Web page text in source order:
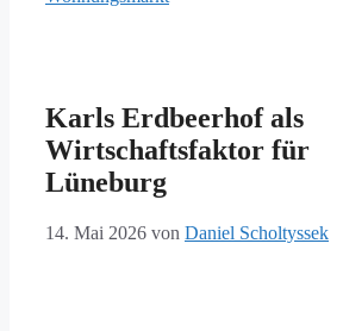
Karls Erdbeerhof als
Wirtschaftsfaktor für
Lüneburg
14. Mai 2026 von Daniel Scholtyssek